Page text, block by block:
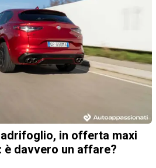
in offerta maxi
è davvero un affare?